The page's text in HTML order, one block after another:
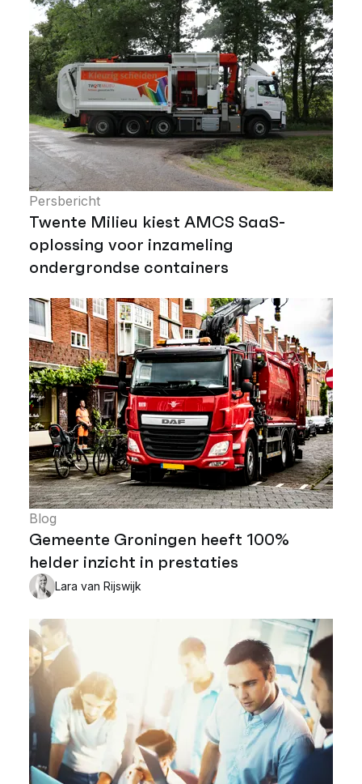
Persbericht
Twente Milieu kiest AMCS SaaS-
oplossing voor inzameling
ondergrondse containers
Blog
Gemeente Groningen heeft 100%
helder inzicht in prestaties
Lara van Rijswijk